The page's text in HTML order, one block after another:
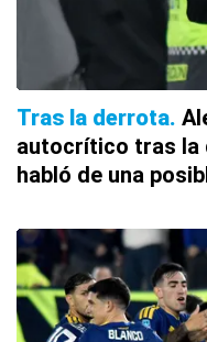
Tras la derrota
autocrítico tras la
habló de una